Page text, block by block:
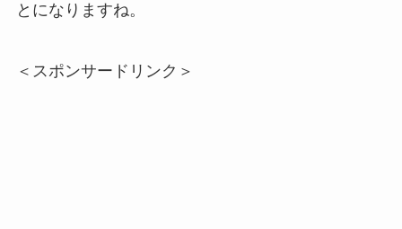
とになりますね。
＜スポンサードリンク＞